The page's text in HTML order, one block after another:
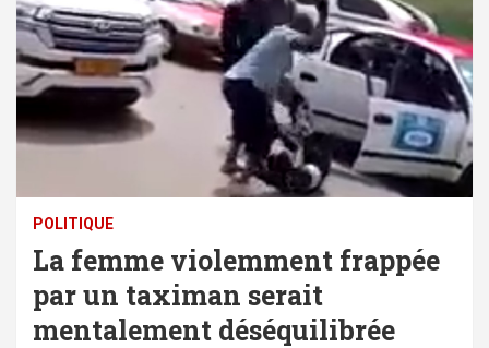
POLITIQUE
La femme violemment frappée
par un taximan serait
mentalement déséquilibrée